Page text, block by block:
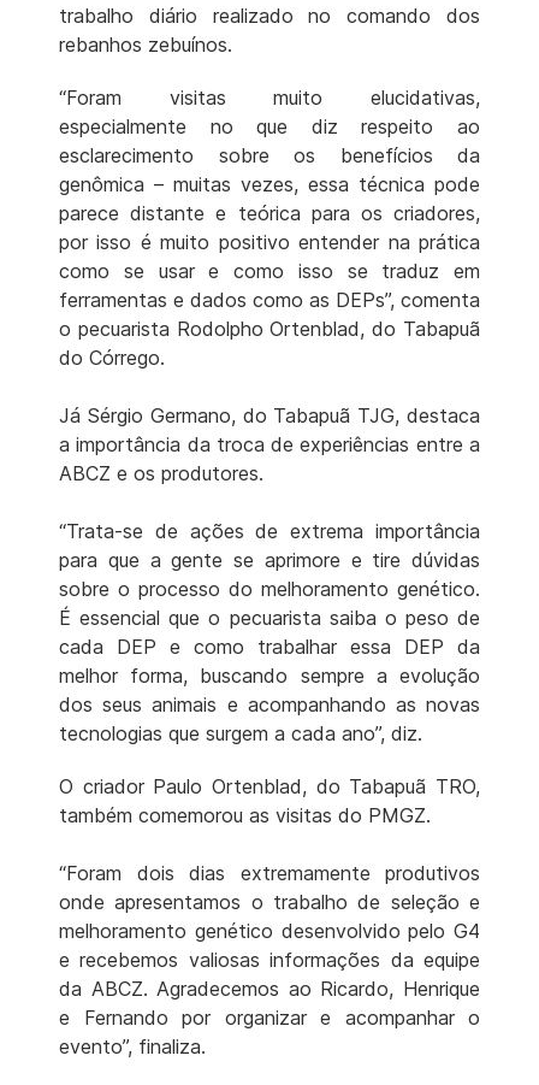
trabalho diário realizado no comando dos
rebanhos zebuínos.
“Foram visitas muito elucidativas,
especialmente no que diz respeito ao
esclarecimento sobre os benefícios da
genômica – muitas vezes, essa técnica pode
parece distante e teórica para os criadores,
por isso é muito positivo entender na prática
como se usar e como isso se traduz em
ferramentas e dados como as DEPs”, comenta
o pecuarista Rodolpho Ortenblad, do Tabapuã
do Córrego.
Já Sérgio Germano, do Tabapuã TJG, destaca
a importância da troca de experiências entre a
ABCZ e os produtores.
“Trata-se de ações de extrema importância
para que a gente se aprimore e tire dúvidas
sobre o processo do melhoramento genético.
É essencial que o pecuarista saiba o peso de
cada DEP e como trabalhar essa DEP da
melhor forma, buscando sempre a evolução
dos seus animais e acompanhando as novas
tecnologias que surgem a cada ano”, diz.
O criador Paulo Ortenblad, do Tabapuã TRO,
também comemorou as visitas do PMGZ.
“Foram dois dias extremamente produtivos
onde apresentamos o trabalho de seleção e
melhoramento genético desenvolvido pelo G4
e recebemos valiosas informações da equipe
da ABCZ. Agradecemos ao Ricardo, Henrique
e Fernando por organizar e acompanhar o
evento”, finaliza.